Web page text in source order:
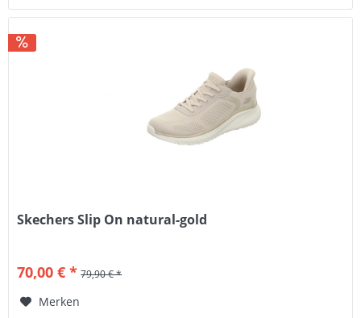
Skechers Slip On natural-gold
70,00 € * 79,90 € *
Merken